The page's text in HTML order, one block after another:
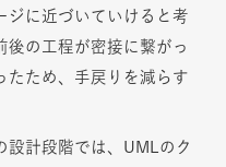
ジに近づいていけると考
後の工程が密接に繋がっ
たため、手戻りを減らす
設計段階では、UMLのク